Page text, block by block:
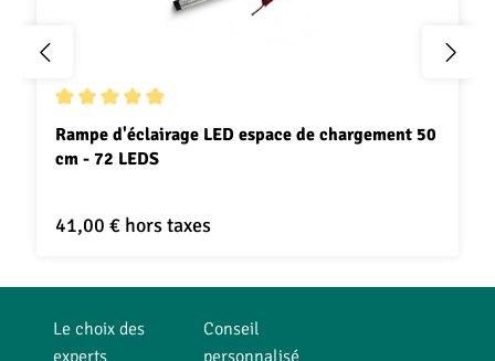
Note moyenne de 4.8 sur 5 étoiles
Rampe d'éclairage LED espace de chargement 50
cm - 72 LEDS
41,00 € hors taxes
Le choix des
experts
Conseil
personnalisé